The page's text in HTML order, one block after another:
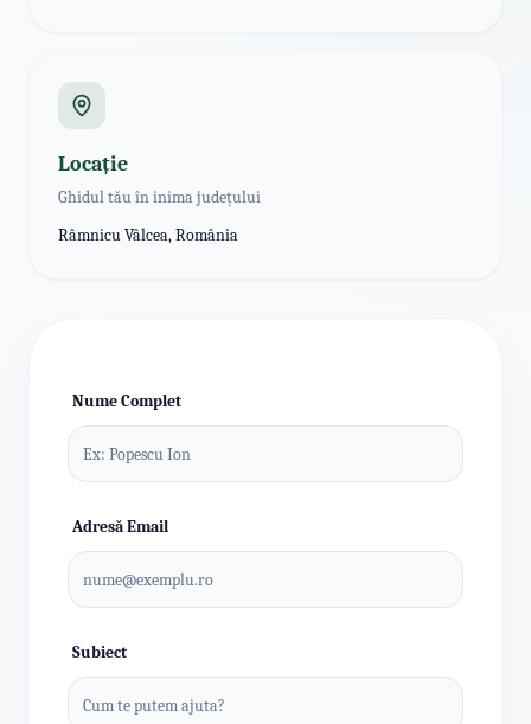
Locație
Ghidul tău în inima județului
Râmnicu Vâlcea, România
Nume Complet
Adresă Email
Subiect